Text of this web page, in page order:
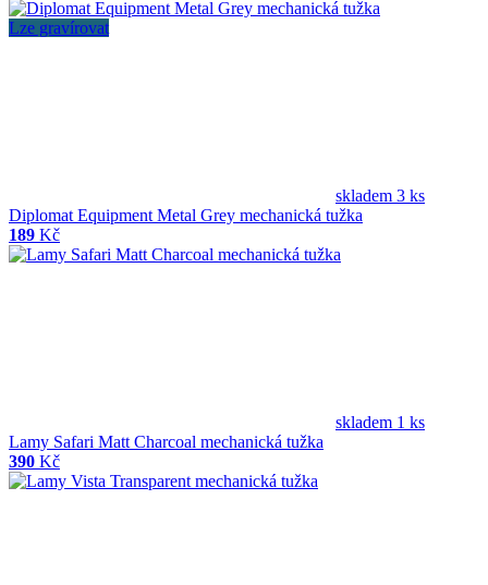
Lze gravírovat
skladem 3 ks
Diplomat Equipment Metal Grey mechanická tužka
189 Kč
skladem 1 ks
Lamy Safari Matt Charcoal mechanická tužka
390 Kč